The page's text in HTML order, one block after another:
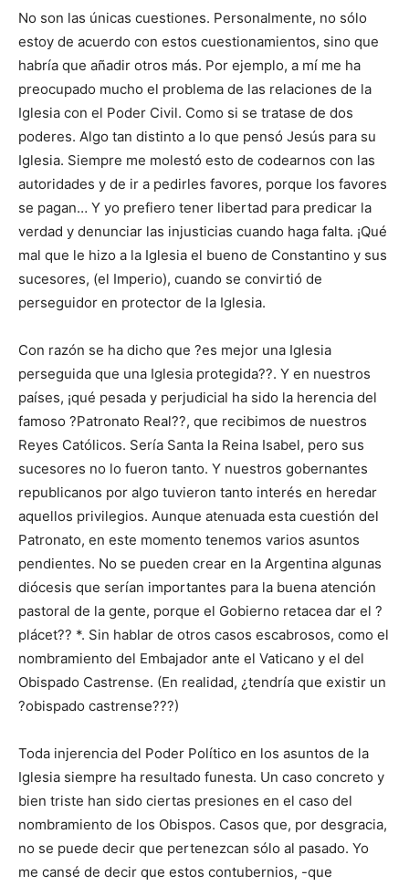
No son las únicas cuestiones. Personalmente, no sólo
estoy de acuerdo con estos cuestionamientos, sino que
habría que añadir otros más. Por ejemplo, a mí me ha
preocupado mucho el problema de las relaciones de la
Iglesia con el Poder Civil. Como si se tratase de dos
poderes. Algo tan distinto a lo que pensó Jesús para su
Iglesia. Siempre me molestó esto de codearnos con las
autoridades y de ir a pedirles favores, porque los favores
se pagan… Y yo prefiero tener libertad para predicar la
verdad y denunciar las injusticias cuando haga falta. ¡Qué
mal que le hizo a la Iglesia el bueno de Constantino y sus
sucesores, (el Imperio), cuando se convirtió de
perseguidor en protector de la Iglesia.
Con razón se ha dicho que ?es mejor una Iglesia
perseguida que una Iglesia protegida??. Y en nuestros
países, ¡qué pesada y perjudicial ha sido la herencia del
famoso ?Patronato Real??, que recibimos de nuestros
Reyes Católicos. Sería Santa la Reina Isabel, pero sus
sucesores no lo fueron tanto. Y nuestros gobernantes
republicanos por algo tuvieron tanto interés en heredar
aquellos privilegios. Aunque atenuada esta cuestión del
Patronato, en este momento tenemos varios asuntos
pendientes. No se pueden crear en la Argentina algunas
diócesis que serían importantes para la buena atención
pastoral de la gente, porque el Gobierno retacea dar el ?
plácet?? *. Sin hablar de otros casos escabrosos, como el
nombramiento del Embajador ante el Vaticano y el del
Obispado Castrense. (En realidad, ¿tendría que existir un
?obispado castrense???)
Toda injerencia del Poder Político en los asuntos de la
Iglesia siempre ha resultado funesta. Un caso concreto y
bien triste han sido ciertas presiones en el caso del
nombramiento de los Obispos. Casos que, por desgracia,
no se puede decir que pertenezcan sólo al pasado. Yo
me cansé de decir que estos contubernios, -que